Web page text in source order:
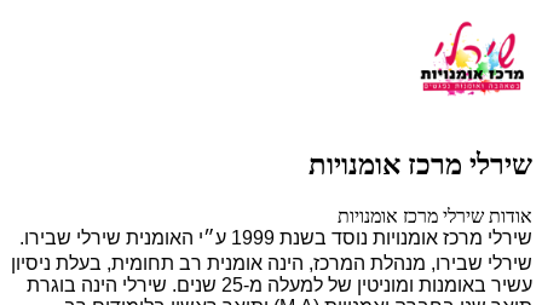
שירלי מרכז אומנויות
אודות שירלי מרכז אומנויות
שירלי מרכז אומנויות נוסד בשנת 1999 ע״י האומנית שירלי שבירו.
שירלי שבירו, מנהלת המרכז, הינה אומנית רב תחומית, בעלת ניסיון
עשיר באומנות ומוניטין של למעלה מ-25 שנים. שירלי הינה בוגרת